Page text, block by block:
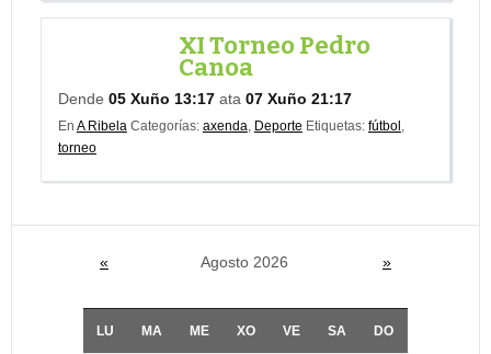
XI Torneo Pedro
Canoa
Dende 05 Xuño 13:17 ata 07 Xuño 21:17
En A Ribela Categorías: axenda, Deporte Etiquetas: fútbol ,
torneo
« Agosto 2026 »
LU MA ME XO VE SA DO